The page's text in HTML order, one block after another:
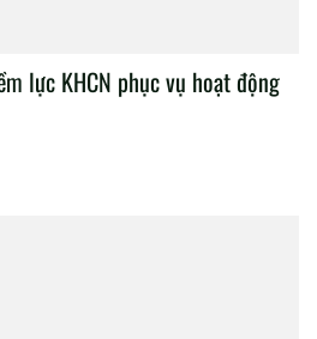
lực KHCN phục vụ hoạt động